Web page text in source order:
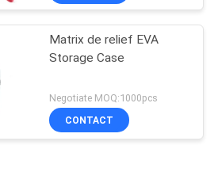
Matrix de relief EVA
Storage Case
Negotiate MOQ:1000pcs
CONTACT